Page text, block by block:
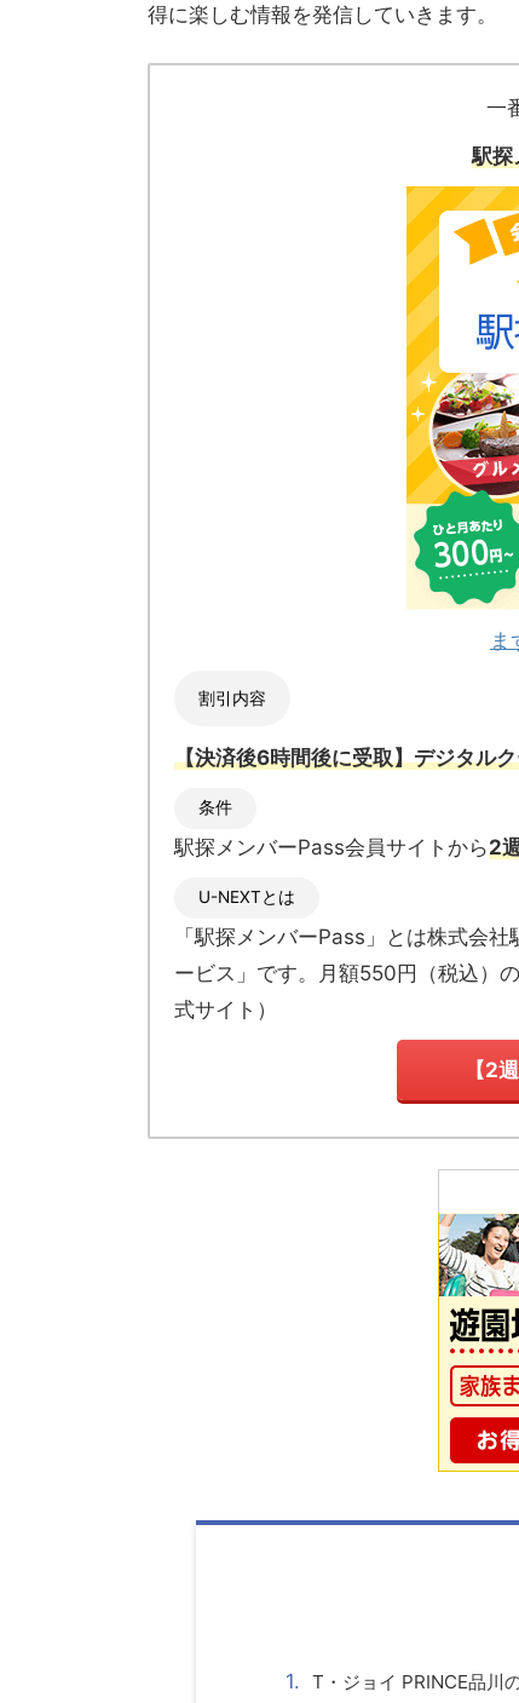
得に楽しむ情報を発信していきます。
一
駅探
割引内容
【決済後6時間後に受取】デジタル
条件
駅探メンバーPass会員サイトから2
U-NEXTとは
「駅探メンバーPass」とは株式会社
ービス」です。月額550円（税込）
式サイト ）
【2
T・ジョイ PRINCE品川